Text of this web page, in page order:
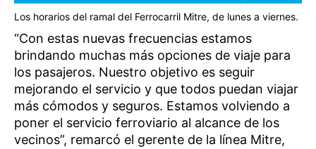
Los horarios del ramal del Ferrocarril Mitre, de lunes a viernes.
“Con estas nuevas frecuencias estamos
brindando muchas más opciones de viaje para
los pasajeros. Nuestro objetivo es seguir
mejorando el servicio y que todos puedan viajar
más cómodos y seguros. Estamos volviendo a
poner el servicio ferroviario al alcance de los
vecinos”, remarcó el gerente de la línea Mitre,